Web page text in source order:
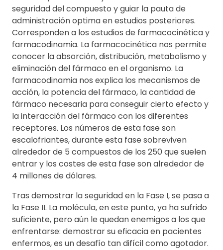
seguridad del compuesto y guiar la pauta de
administración optima en estudios posteriores.
Corresponden a los estudios de farmacocinética y
farmacodinamia. La farmacocinética nos permite
conocer la absorción, distribución, metabolismo y
eliminación del fármaco en el organismo. La
farmacodinamia nos explica los mecanismos de
acción, la potencia del fármaco, la cantidad de
fármaco necesaria para conseguir cierto efecto y
la interacción del fármaco con los diferentes
receptores. Los números de esta fase son
escalofriantes, durante esta fase sobreviven
alrededor de 5 compuestos de los 250 que suelen
entrar y los costes de esta fase son alrededor de
4 millones de dólares.
Tras demostrar la seguridad en la Fase I, se pasa a
la Fase II. La molécula, en este punto, ya ha sufrido
suficiente, pero aún le quedan enemigos a los que
enfrentarse: demostrar su eficacia en pacientes
enfermos, es un desafío tan difícil como agotador.